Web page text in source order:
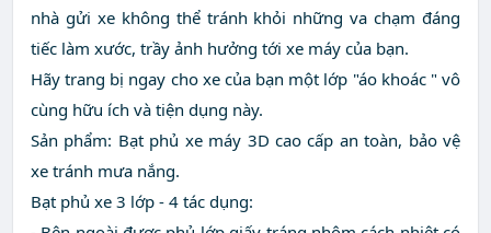
nhà gửi xe không thể tránh khỏi những va chạm đáng
tiếc làm xước, trầy ảnh hưởng tới xe máy của bạn.
Hãy trang bị ngay cho xe của bạn một lớp "áo khoác " vô
cùng hữu ích và tiện dụng này.
Sản phẩm: Bạt phủ xe máy 3D cao cấp an toàn, bảo vệ
xe tránh mưa nắng.
Bạt phủ xe 3 lớp - 4 tác dụng: